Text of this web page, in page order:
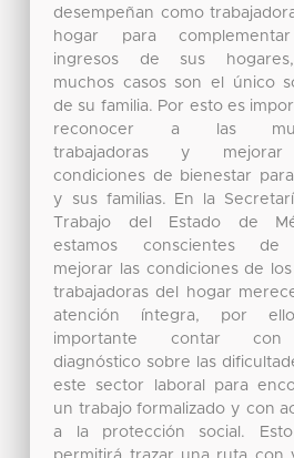
desempeñan como
hogar para
ingresos de sus
muchos casos son el único
de su familia. Por esto es
reconocer a las
trabajadoras y
condiciones de bienestar
y sus familias. En la
Trabajo del Estado de
estamos conscientes de
mejorar las condiciones de
trabajadoras del hogar
atención íntegra, por
importante contar
diagnóstico sobre las
este sector laboral para
un trabajo formalizado y con
a la protección social.